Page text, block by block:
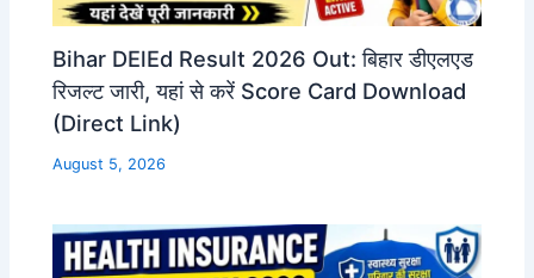
Bihar DElEd Result 2026 Out: बिहार डीएलएड
रिजल्ट जारी, यहां से करें Score Card Download
(Direct Link)
August 5, 2026